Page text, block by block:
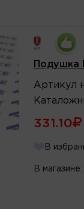
Подушка
Артикул
331.10
В
В магазине: